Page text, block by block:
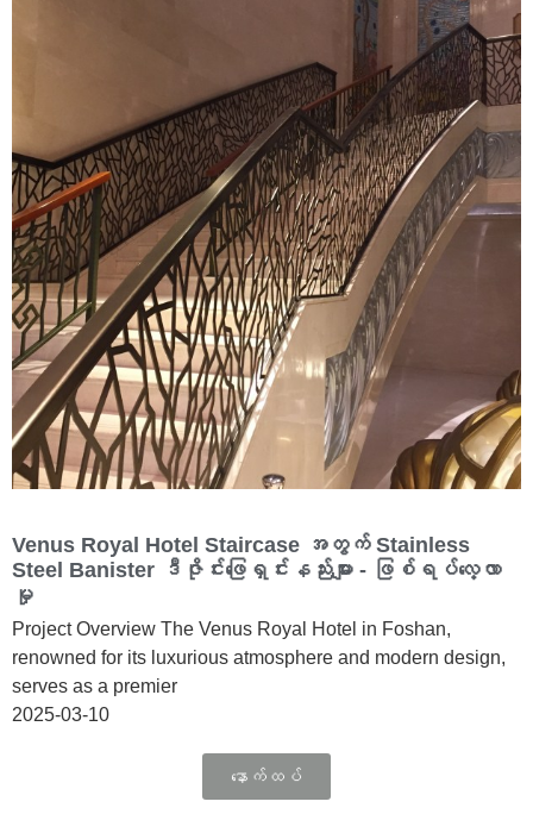
Venus Royal Hotel Staircase အတွက် Stainless
Steel Banister ဒီဇိုင်းဖြေရှင်းနည်းများ - ဖြစ်ရပ်လေ့လာ
မှု
Project Overview The Venus Royal Hotel in Foshan,
renowned for its luxurious atmosphere and modern design,
serves as a premier
2025-03-10
နောက်ထပ်